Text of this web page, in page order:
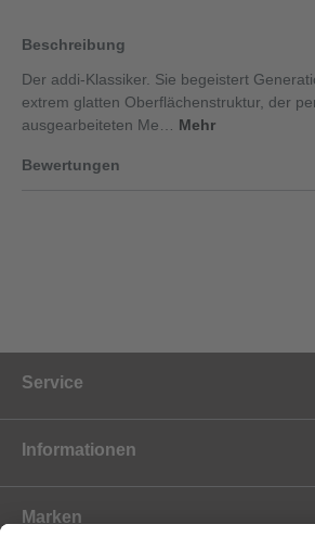
Beschreibung
Der addi-Klassiker. Sie begeistert
extrem glatten Oberflächenstruktur, der
ausgearbeiteten Me… Mehr
Bewertungen
Service
Informationen
Marken